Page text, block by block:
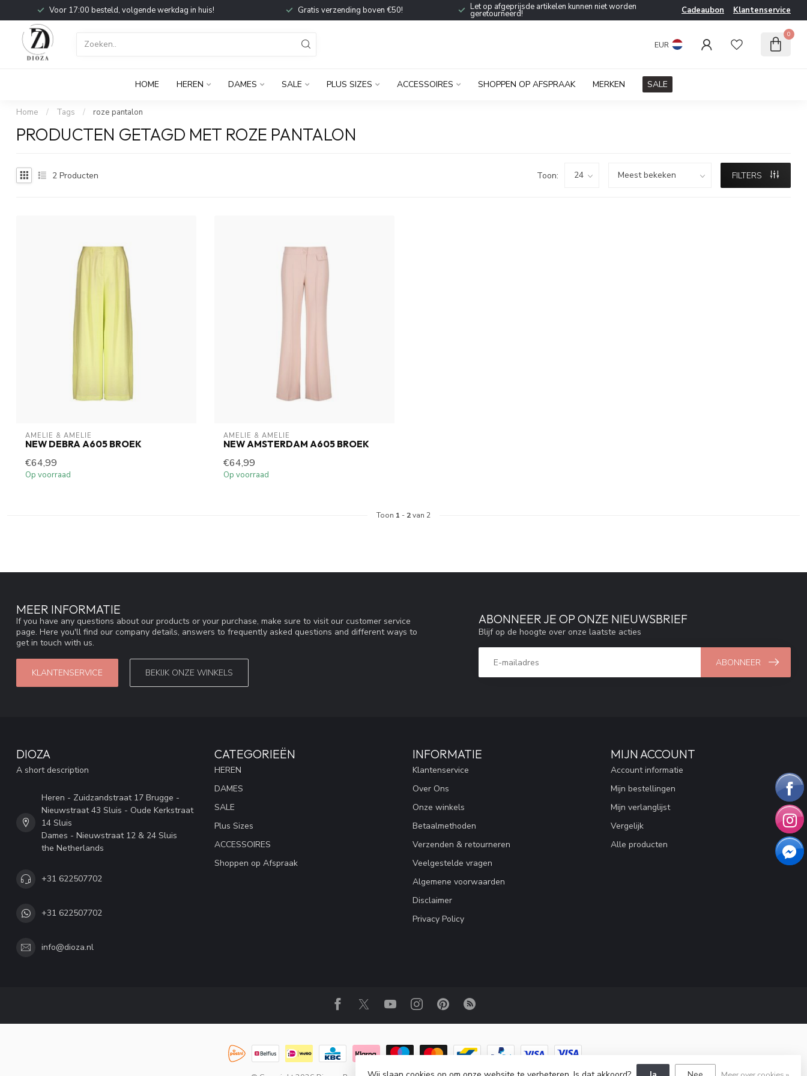
Voor 17:00 besteld, volgende werkdag in huis! Gratis verzending boven €50! Let op afgeprijsde artikelen kunnen niet worden
geretourneerd! Cadeaubon Klantenservice
EUR
0
HOME HEREN DAMES SALE PLUS SIZES ACCESSOIRES SHOPPEN OP AFSPRAAK MERKEN SALE
Home / Tags / roze pantalon
PRODUCTEN GETAGD MET ROZE PANTALON
2 Producten Toon: FILTERS
AMELIE & AMELIE
NEW DEBRA A605 BROEK
€64,99
Op voorraad
AMELIE & AMELIE
NEW AMSTERDAM A605 BROEK
€64,99
Op voorraad
Toon 1 - 2van 2
MEER INFORMATIE
If you have any questions about our products or your purchase, make sure to visit our customer service
page. Here you'll find our company details, answers to frequently asked questions and different ways to
get in touch with us.
KLANTENSERVICE BEKIJK ONZE WINKELS
ABONNEER JE OP ONZE NIEUWSBRIEF
Blijf op de hoogte over onze laatste acties
ABONNEER
DIOZA
A short description
Heren - Zuidzandstraat 17 Brugge -
Nieuwstraat 43 Sluis - Oude Kerkstraat
14 Sluis
Dames - Nieuwstraat 12 & 24 Sluis
the Netherlands
+31 622507702
+31 622507702
info@dioza.nl
CATEGORIEËN
HEREN
DAMES
SALE
Plus Sizes
ACCESSOIRES
Shoppen op Afspraak
INFORMATIE
Klantenservice
Over Ons
Onze winkels
Betaalmethoden
Verzenden & retourneren
Veelgestelde vragen
Algemene voorwaarden
Disclaimer
Privacy Policy
MIJN ACCOUNT
Account informatie
Mijn bestellingen
Mijn verlanglijst
Vergelijk
Alle producten